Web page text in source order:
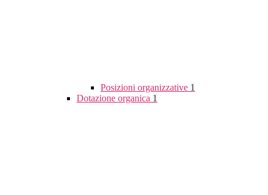
Posizioni organizzative 1
Dotazione organica 1